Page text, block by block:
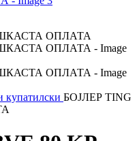
купатилски БОЈЛЕР TING